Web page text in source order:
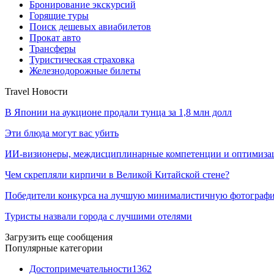
Бронирование экскурсий
Горящие туры
Поиск дешевых авиабилетов
Прокат авто
Трансферы
Туристическая страховка
Железнодорожные билеты
Travel Новости
В Японии на аукционе продали тунца за 1,8 млн долл
Эти блюда могут вас убить
ИИ-визионеры, междисциплинарные компетенции и
Чем скрепляли кирпичи в Великой Китайской стене?
Победители конкурса на лучшую минималистичную
Туристы назвали города с лучшими отелями
Загрузить еще сообщения
Популярные категории
Достопримечательности1362